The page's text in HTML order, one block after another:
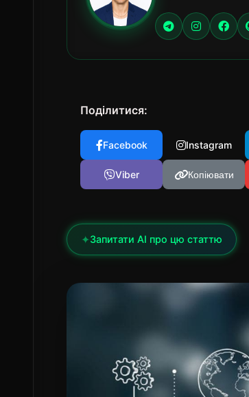
Поділитися:
Facebook Instagram
Viber Копіювати
✦Запитати AI про цю статтю